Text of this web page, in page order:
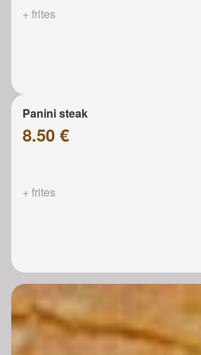
+ frites
Panini steak
8.50 €
+ frites